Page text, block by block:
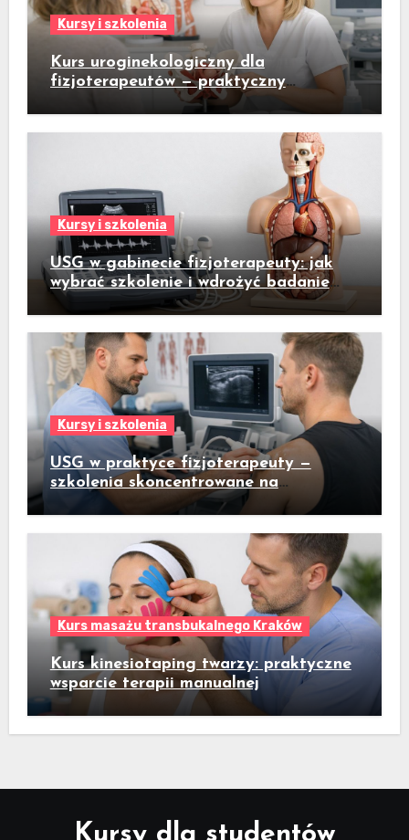
Kursy i szkolenia
Kurs uroginekologiczny dla
fizjoterapeutów — praktyczny
przewodnik dla gabinetów fizjoterapii
Kursy i szkolenia
USG w gabinecie fizjoterapeuty: jak
wybrać szkolenie i wdrożyć badanie
ultrasonograficzne do codziennej
praktyki
Kursy i szkolenia
USG w praktyce fizjoterapeuty —
szkolenia skoncentrowane na
praktycznym badaniu pacjenta
Kurs masażu transbukalnego Kraków
Kurs kinesiotaping twarzy: praktyczne
wsparcie terapii manualnej